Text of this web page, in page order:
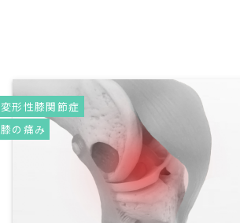
変形性膝関節症
膝の痛み